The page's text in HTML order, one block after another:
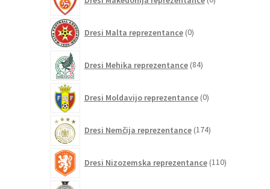
izdelkov
Dresi Malta reprezentance 0izdelkov
Dresi Mehika reprezentance 84izdelkov
Dresi Moldavijo reprezentance 0izdelkov
Dresi Nemčija reprezentance 174izdelkov
Dresi Nizozemska reprezentance 110izdelkov